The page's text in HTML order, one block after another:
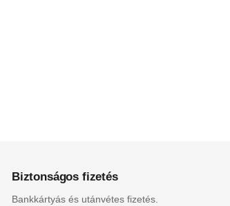
Biztonságos fizetés
Bankkártyás és utánvétes fizetés.